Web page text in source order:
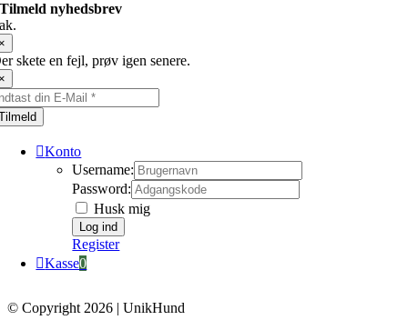
Tilmeld nyhedsbrev
skete en fejl, prøv igen senere.
Konto
Username:
Password:
Husk mig
Register
Kasse0
© Copyright 2026 | UnikHund